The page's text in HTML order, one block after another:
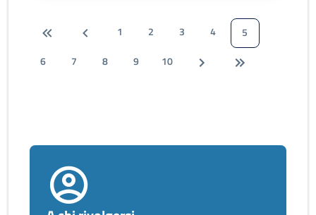
1 2 3 4
5
6
7 8 9 10